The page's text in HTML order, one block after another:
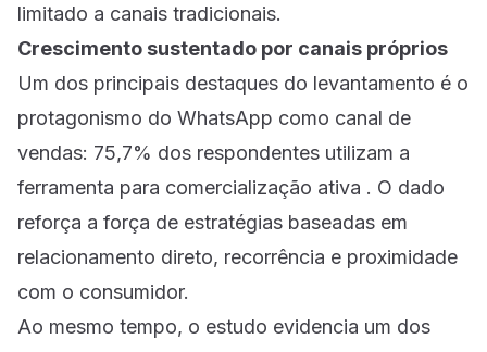
limitado a canais tradicionais.
Crescimento sustentado por canais próprios
Um dos principais destaques do levantamento é o
protagonismo do WhatsApp como canal de
vendas: 75,7% dos respondentes utilizam a
ferramenta para comercialização ativa . O dado
reforça a força de estratégias baseadas em
relacionamento direto, recorrência e proximidade
com o consumidor.
Ao mesmo tempo, o estudo evidencia um dos